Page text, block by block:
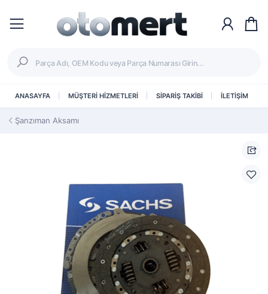
ANASAYFA MÜŞTERİ HİZMETLERİ SİPARİŞ TAKİBİ İLETİŞİM
Şanzıman Aksamı